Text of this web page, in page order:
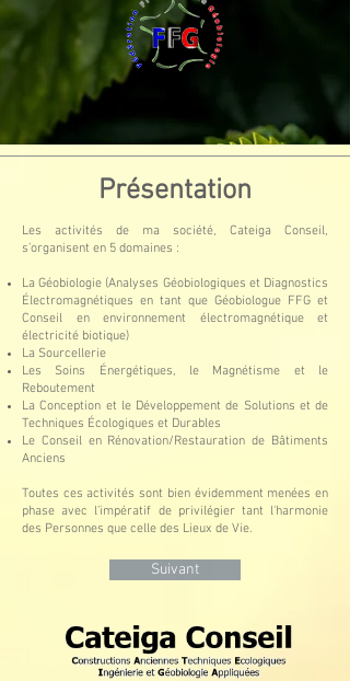
Présentation
Les activités de ma société, Cateiga Conseil,
s’organisent en 5 domaines :
La Géobiologie (Analyses Géobiologiques et Diagnostics
Électromagnétiques en tant que Géobiologue FFG et
Conseil en environnement électromagnétique et
électricité biotique)
La Sourcellerie
Les Soins Énergétiques, le Magnétisme et le
Reboutement
La Conception et le Développement de Solutions et de
Techniques Écologiques et Durables
Le Conseil en Rénovation/Restauration de Bâtiments
Anciens
Toutes ces activités sont bien évidemment menées en
phase avec l’impératif de privilégier tant l'harmonie
des Personnes que celle des Lieux de Vie.
Suivant